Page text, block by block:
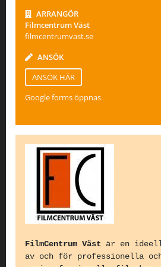
ARRANGÖR
Filmcentrum Väst
filmcentrumvast.se
ANSÖK
ANSÖK HÄR
Google forms öppnas
FilmCentrum Väst är en ideell
av och för professionella